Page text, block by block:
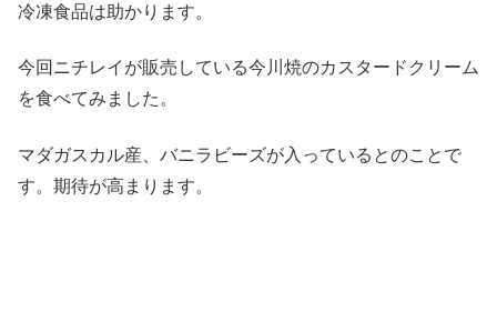
冷凍食品は助かります。
今回ニチレイが販売している今川焼のカスタードクリーム
を食べてみました。
マダガスカル産、バニラビーズが入っているとのことで
す。期待が高まります。